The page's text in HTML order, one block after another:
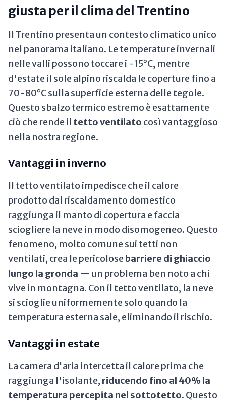
giusta per il clima del Trentino
Il Trentino presenta un contesto climatico unico
nel panorama italiano. Le temperature invernali
nelle valli possono toccare i -15°C, mentre
d'estate il sole alpino riscalda le coperture fino a
70-80°C sulla superficie esterna delle tegole.
Questo sbalzo termico estremo è esattamente
ciò che rende il tetto ventilato così vantaggioso
nella nostra regione.
Vantaggi in inverno
Il tetto ventilato impedisce che il calore
prodotto dal riscaldamento domestico
raggiunga il manto di copertura e faccia
sciogliere la neve in modo disomogeneo. Questo
fenomeno, molto comune sui tetti non
ventilati, crea le pericolose barriere di ghiaccio
lungo la gronda — un problema ben noto a chi
vive in montagna. Con il tetto ventilato, la neve
si scioglie uniformemente solo quando la
temperatura esterna sale, eliminando il rischio.
Vantaggi in estate
La camera d'aria intercetta il calore prima che
raggiunga l'isolante, riducendo fino al 40% la
temperatura percepita nel sottotetto. Questo